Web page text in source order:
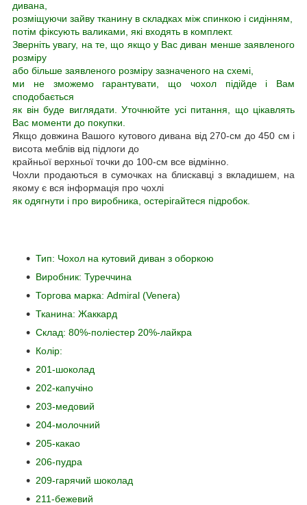
дивана,
розміщуючи зайву тканину в складках між спинкою і сидінням,
потім фіксують валиками, які входять в комплект.
Зверніть увагу, на те, що якщо у Вас диван менше заявленого
розміру
або більше заявленого розміру зазначеного на схемі,
ми не зможемо гарантувати, що чохол підійде і Вам
сподобається
як він буде виглядати. Уточнюйте усі питання, що цікавлять
Вас моменти до покупки.
Якщо довжина Вашого кутового дивана від 270-см до 450 см і
висота меблів від підлоги до
крайньої верхньої точки до 100-см все відмінно.
Чохли продаються в сумочках на блискавці з вкладишем, на
якому є вся інформація про чохлі
як одягнути і про виробника, остерігайтеся підробок.
Тип: Чохол на кутовий диван з оборкою
Виробник: Туреччина
Торгова марка: Admiral (Venera)
Тканина: Жаккард
Склад: 80%-поліестер 20%-лайкра
Колір:
201-шоколад
202-капучіно
203-медовий
204-молочний
205-какао
206-пудра
209-гарячий шоколад
211-бежевий